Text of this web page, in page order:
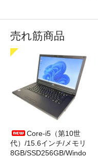
売れ筋商品
Core-i5（第10世
代）/15.6インチ/メモリ
8GB/SSD256GB/Windo